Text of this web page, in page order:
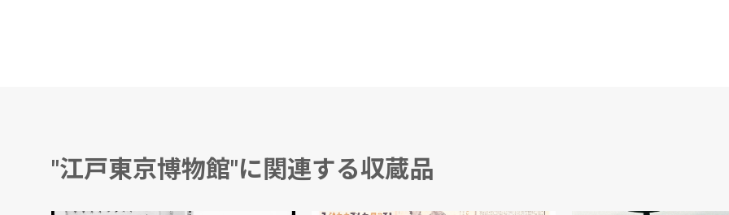
"江戸東京博物館"に関連する収蔵品